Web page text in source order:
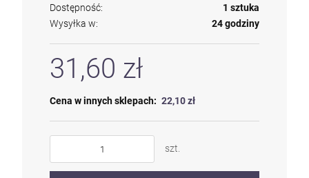
Dostępność:
1 sztuka
Wysyłka w:
24 godziny
31,60 zł
Cena w innych sklepach: 22,10 zł
szt.